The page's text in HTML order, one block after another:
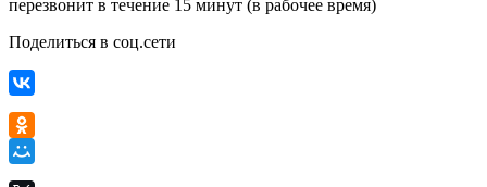
перезвонит в течение 15 минут (в рабочее время)
Поделиться в соц.сети